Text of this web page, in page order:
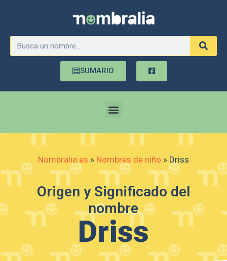
SUMARIO
Nombralia.es » Nombres de niño » Driss
Origen y Significado del
nombre
Driss